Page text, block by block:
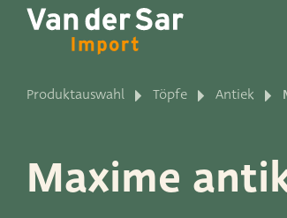
Über Van
Unsere
Produktauswahl Töpfe Antiek
Maxime